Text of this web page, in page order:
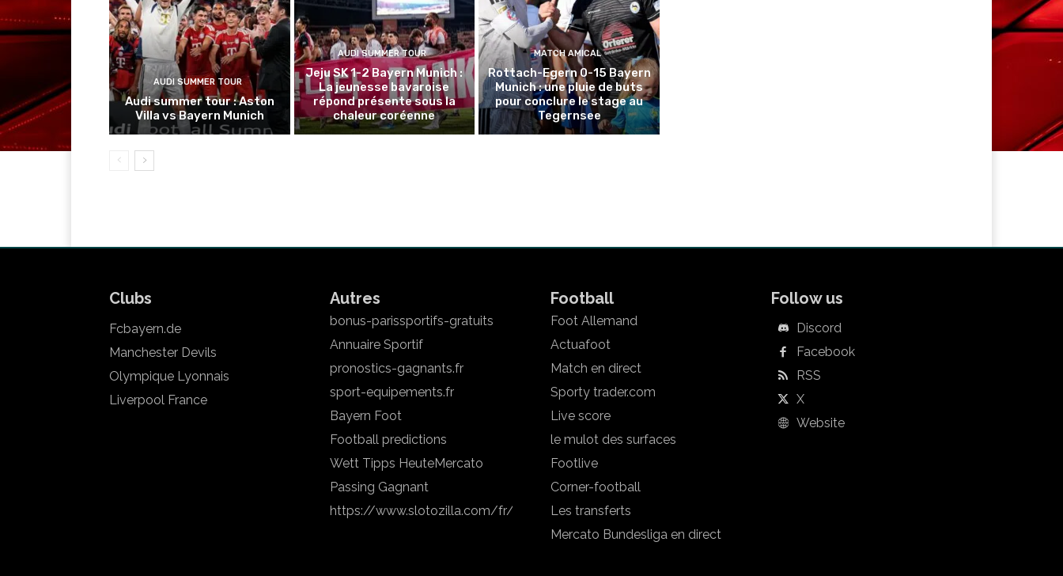
AUDI SUMMER TOUR
Audi summer tour : Aston
Villa vs Bayern Munich
AUDI SUMMER TOUR
Jeju SK 1-2 Bayern Munich :
La jeunesse bavaroise
répond présente sous la
chaleur coréenne
MATCH AMICAL
Rottach-Egern 0-15 Bayern
Munich : une pluie de buts
pour conclure le stage au
Tegernsee
Clubs
Fcbayern.de
Manchester Devils
Olympique Lyonnais
Liverpool France
Autres
bonus-parissportifs-gratuits
Annuaire Sportif
pronostics-gagnants.fr
sport-equipements.fr
Bayern Foot
Football predictions
Wett Tipps HeuteMercato
Passing Gagnant
https://www.slotozilla.com/fr/
Football
Foot Allemand
Actuafoot
Match en direct
Sporty trader.com
Live score
le mulot des surfaces
Footlive
Corner-football
Les transferts
Mercato Bundesliga en direct
Follow us
Discord
Facebook
RSS
X
Website